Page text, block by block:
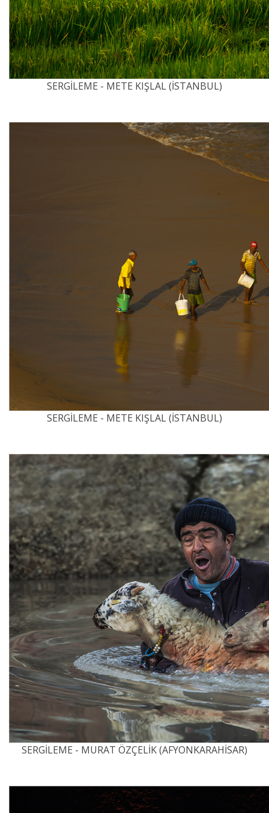
SERGİLEME - METE KIŞLAL (İSTANBUL)
SERGİLEME - METE KIŞLAL (İSTANBUL)
SERGİLEME - MURAT ÖZÇELİK (AFYONKARAHİSAR)